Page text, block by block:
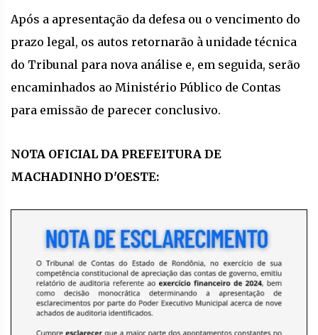
Após a apresentação da defesa ou o vencimento do
prazo legal, os autos retornarão à unidade técnica
do Tribunal para nova análise e, em seguida, serão
encaminhados ao Ministério Público de Contas
para emissão de parecer conclusivo.
NOTA OFICIAL DA PREFEITURA DE
MACHADINHO D'OESTE: